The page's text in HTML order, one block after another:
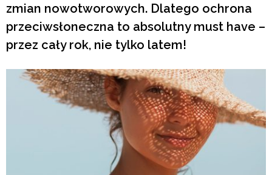
zmian nowotworowych. Dlatego ochrona
przeciwsłoneczna to absolutny must have –
przez cały rok, nie tylko latem!